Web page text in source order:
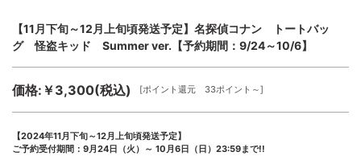
【11月下旬～12月上旬頃発送予定】名探偵コナン トートバッ
グ 怪盗キッド Summer ver.【予約期間：9/24～10/6】
価格:￥3,300(税込) [ポイント還元 33ポイント～]
【2024年11月下旬～12月上旬頃発送予定】
ご予約受付期間：9月24日（火）～ 10月6日（日）23:59まで!!